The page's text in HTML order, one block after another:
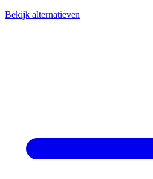
Bekijk alternatieven